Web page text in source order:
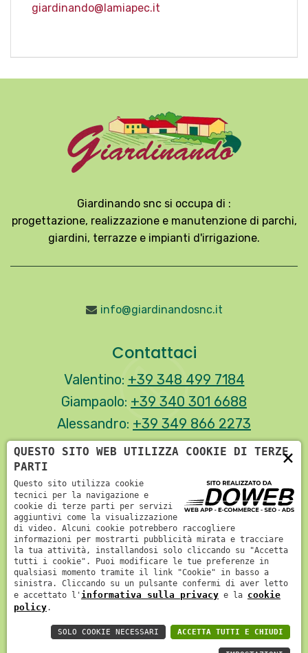
×
QUESTO SITO WEB UTILIZZA COOKIE DI TERZE
PARTI
Questo sito utilizza cookie
tecnici per la navigazione e
cookie di terze parti per servizi
aggiuntivi come la visualizzazione
di video. Alcuni cookie potrebbero raccogliere
informazioni per mostrarti pubblicità mirata e tracciare
la tua attività, installandosi solo cliccando su "Accetta
tutti i cookie". Puoi modificare le tue preferenze in
qualsiasi momento tramite il link "Cookie" in basso a
sinistra. Cliccando su un pulsante confermi di aver letto
e accettato l' informativa sulla privacy e la cookie
policy.
ACCETTA TUTTI E CHIUDI
SOLO COOKIE NECESSARI
giardinando@lamiapec.it
Giardinando snc si occupa di :
progettazione, realizzazione e manutenzione di parchi,
giardini, terrazze e impianti d'irrigazione.
info@giardinandosnc.it
Contattaci
Valentino: +39 348 499 7184
Giampaolo: +39 340 301 6688
Alessandro: +39 349 866 2273
Informativa sulla privacy
P.IVA: 04027310236 | REA: VR-385614 |
Cap.Soc.: 4500 € | C.F.: 04027310236 | Regione
Soc.: Giardinando snc di Andreetta, Roncoletta e
Zanoncelli & C.